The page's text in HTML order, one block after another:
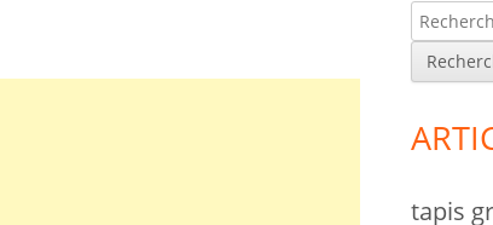
R
e
c
e
tapis